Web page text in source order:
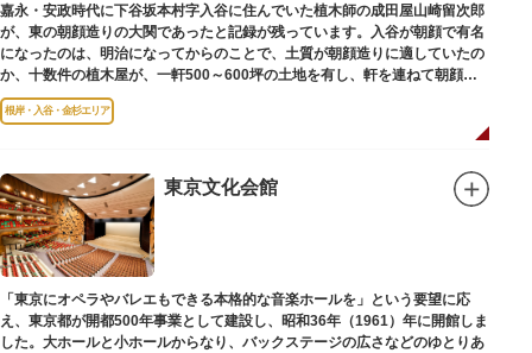
嘉永・安政時代に下谷坂本村字入谷に住んでいた植木師の成田屋山崎留次郎
が、東の朝顔造りの大関であったと記録が残っています。入谷が朝顔で有名
になったのは、明治になってからのことで、土質が朝顔造りに適していたの
か、十数件の植木屋が、一軒500～600坪の土地を有し、軒を連ねて朝顔造
りをはじめました。
根岸・入谷・金杉エリア
東京文化会館
「東京にオペラやバレエもできる本格的な音楽ホールを」という要望に応
え、東京都が開都500年事業として建設し、昭和36年（1961）年に開館しま
した。大ホールと小ホールからなり、バックステージの広さなどのゆとりあ